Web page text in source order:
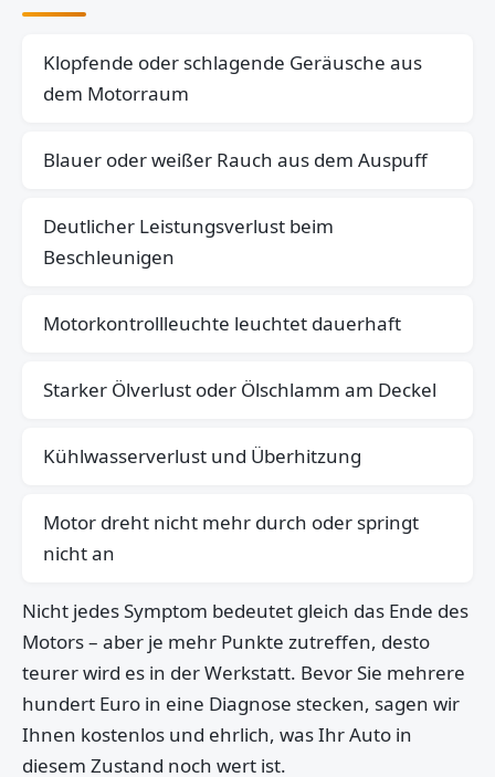
Klopfende oder schlagende Geräusche aus
dem Motorraum
Blauer oder weißer Rauch aus dem Auspuff
Deutlicher Leistungsverlust beim
Beschleunigen
Motorkontrollleuchte leuchtet dauerhaft
Starker Ölverlust oder Ölschlamm am Deckel
Kühlwasserverlust und Überhitzung
Motor dreht nicht mehr durch oder springt
nicht an
Nicht jedes Symptom bedeutet gleich das Ende des
Motors – aber je mehr Punkte zutreffen, desto
teurer wird es in der Werkstatt. Bevor Sie mehrere
hundert Euro in eine Diagnose stecken, sagen wir
Ihnen kostenlos und ehrlich, was Ihr Auto in
diesem Zustand noch wert ist.